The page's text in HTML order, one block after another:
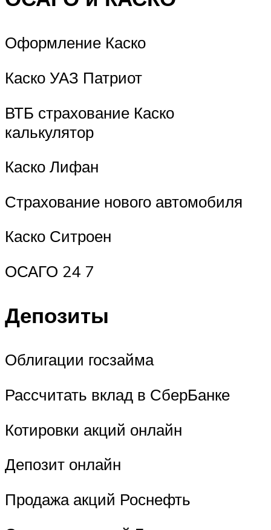
Оформление Каско
Каско УАЗ Патриот
ВТБ страхование Каско
калькулятор
Каско Лифан
Страхование нового автомобиля
Каско Ситроен
ОСАГО 24 7
Депозиты
Облигации госзайма
Рассчитать вклад в СберБанке
Котировки акций онлайн
Депозит онлайн
Продажа акций Роснефть